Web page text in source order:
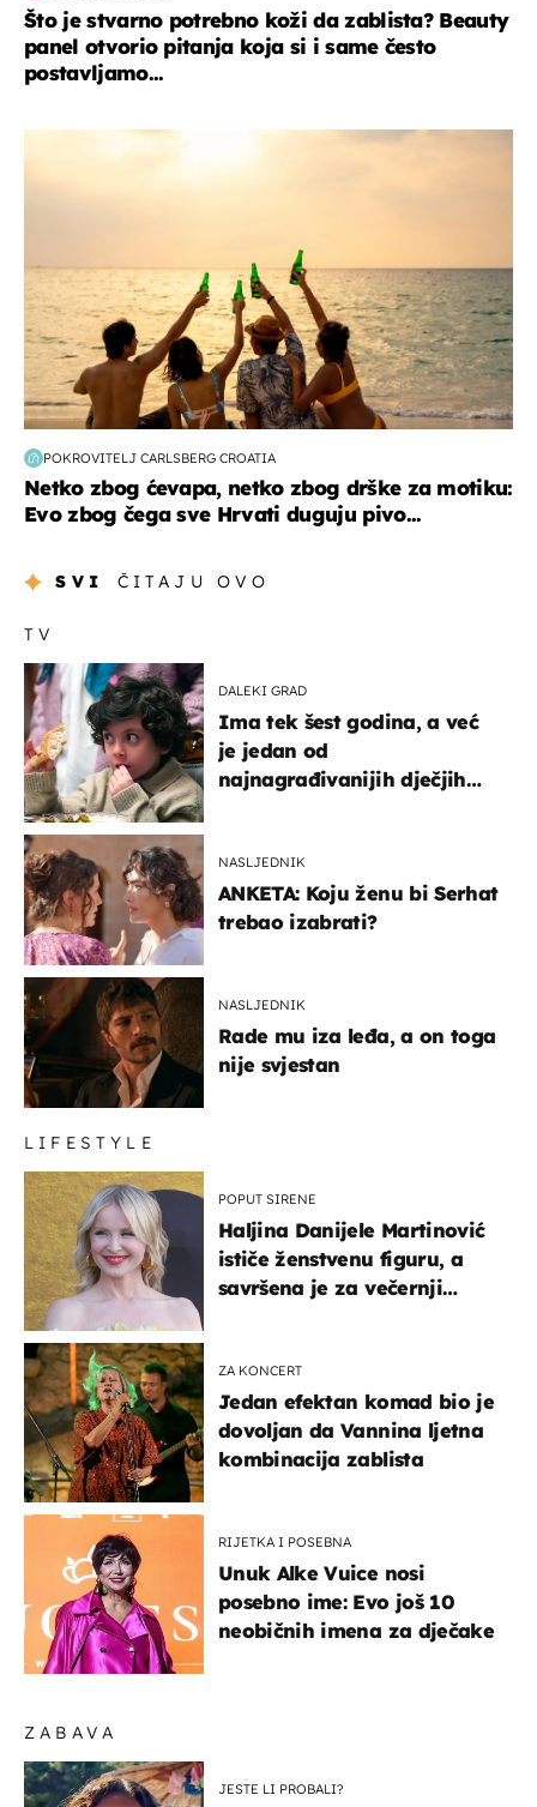
Što je stvarno potrebno koži da zablista? Beauty
panel otvorio pitanja koja si i same često
postavljamo...
POKROVITELJ CARLSBERG CROATIA
Netko zbog ćevapa, netko zbog drške za motiku:
Evo zbog čega sve Hrvati duguju pivo...
SVI ČITAJU OVO
ZABAVA
JESTE LI PROBALI?
TV
DALEKI GRAD
Ima tek šest godina, a već
je jedan od
najnagrađivanijih dječjih
NASLJEDNIK
ANKETA: Koju ženu bi Serhat
trebao izabrati?
NASLJEDNIK
Rade mu iza leđa, a on toga
nije svjestan
LIFESTYLE
POPUT SIRENE
Haljina Danijele Martinović
ističe ženstvenu figuru, a
savršena je za večernji
ZA KONCERT
Jedan efektan komad bio je
dovoljan da Vannina ljetna
kombinacija zablista
RIJETKA I POSEBNA
Unuk Alke Vuice nosi
posebno ime: Evo još 10
neobičnih imena za dječake